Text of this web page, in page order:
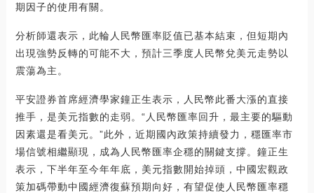
期因子的使用有關。
分析師還表示，此輪人民幣匯率貶值已基本結束，但短期內
出現強勢反轉的可能不大，預計三季度人民幣兌美元走勢以
震蕩為主。
平安證券首席經濟學家鐘正生表示，人民幣此番大漲的直接
推手，是美元指數的走弱。“人民幣匯率回升，最主要的驅動
因素還是看美元。”此外，近期國內政策持續發力，穩匯率市
場信號相繼顯現，成為人民幣匯率企穩的關鍵支撐。鐘正生
表示，下半年至今年年底，美元指數開始掉頭，中國宏觀政
策加碼帶動中國經濟復蘇預期向好，有望促使人民幣匯率穩